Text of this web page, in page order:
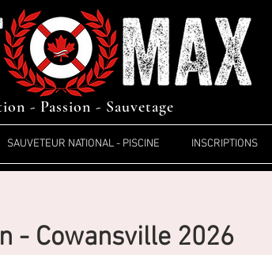
- Passion - Sauvetage
SAUVETEUR NATIONAL - PISCINE INSCRIPTIONS
- Cowansville 2026